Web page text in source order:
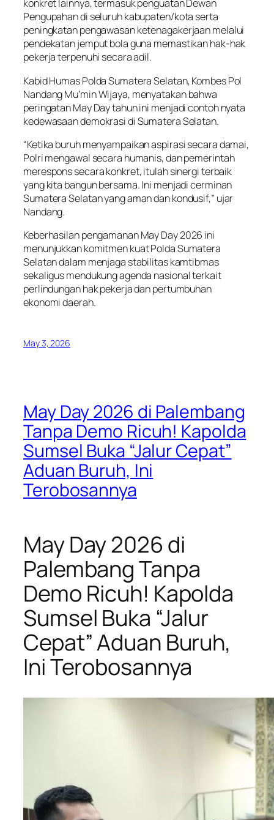
konkret lainnya, termasuk penguatan Dewan
Pengupahan di seluruh kabupaten/kota serta
peningkatan pengawasan ketenagakerjaan melalui
pendekatan jemput bola guna memastikan hak-hak
pekerja terpenuhi secara adil.
Kabid Humas Polda Sumatera Selatan, Kombes Pol
Nandang Mu’min Wijaya, menyatakan bahwa
peringatan May Day tahun ini menjadi contoh nyata
kedewasaan demokrasi di Sumatera Selatan.
“Ketika buruh menyampaikan aspirasi secara damai,
Polri mengawal secara humanis, dan pemerintah
merespons secara konkret, itulah sinergi terbaik
yang kita bangun bersama. Ini menjadi cerminan
Sumatera Selatan yang aman dan kondusif,” ujar
Nandang.
Keberhasilan pengamanan May Day 2026 ini
menunjukkan komitmen kuat Polda Sumatera
Selatan dalam menjaga stabilitas kamtibmas
sekaligus mendukung agenda nasional terkait
perlindungan hak pekerja dan pertumbuhan
ekonomi daerah.
May 3, 2026
May Day 2026 di Palembang
Tanpa Demo Ricuh! Kapolda
Sumsel Buka “Jalur Cepat”
Aduan Buruh, Ini
Terobosannya
May Day 2026 di
Palembang Tanpa
Demo Ricuh! Kapolda
Sumsel Buka “Jalur
Cepat” Aduan Buruh,
Ini Terobosannya